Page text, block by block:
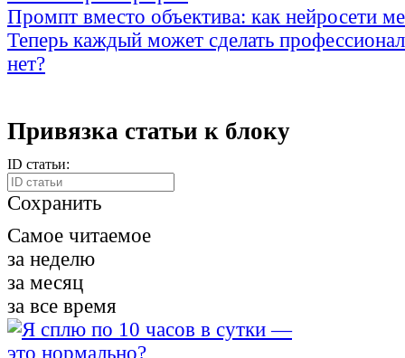
Промпт вместо объектива: как нейросети
Теперь каждый может сделать
нет?
Привязка статьи к блоку
ID статьи:
Сохранить
Самое читаемое
за неделю
за месяц
за все время